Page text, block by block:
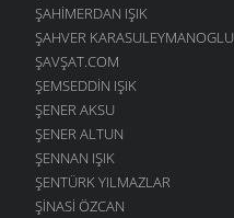
ŞAHIMERDAN IŞIK
ŞAHVER KARASULEYMANOGLU
ŞAVŞAT.COM
ŞEMSEDDIN IŞIK
ŞENER AKSU
ŞENER ALTUN
ŞENNAN IŞIK
ŞENTÜRK YILMAZLAR
ŞINASI ÖZCAN